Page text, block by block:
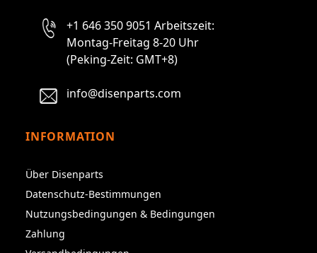
+1 646 350 9051 Arbeitszeit:
Montag-Freitag 8-20 Uhr
(Peking-Zeit: GMT+8)
info@disenparts.com
INFORMATION
Über Disenparts
Datenschutz-Bestimmungen
Nutzungsbedingungen & Bedingungen
Zahlung